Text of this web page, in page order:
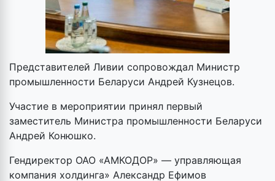
Представителей Ливии сопровождал Министр
промышленности Беларуси Андрей Кузнецов.
Участие в мероприятии принял первый
заместитель Министра промышленности Беларуси
Андрей Конюшко.
Гендиректор ОАО «АМКОДОР» — управляющая
компания холдинга» Александр Ефимов